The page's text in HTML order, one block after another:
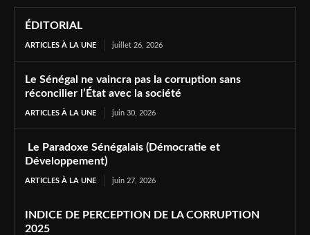
ÉDITORIAL
ARTICLES À LA UNE juillet 26, 2026
Le Sénégal ne vaincra pas la corruption sans
réconcilier l’État avec la société
ARTICLES À LA UNE juin 30, 2026
Le Paradoxe Sénégalais (Démocratie et
Développement)
ARTICLES À LA UNE juin 27, 2026
INDICE DE PERCEPTION DE LA CORRUPTION
2025